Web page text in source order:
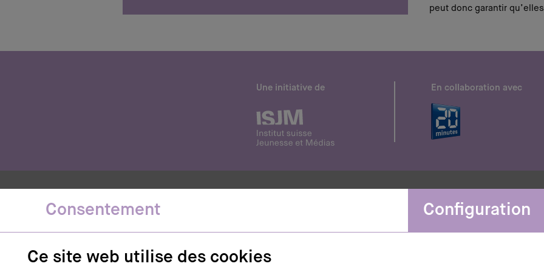
peut donc garantir
Consentement Configuration
Ce site web utilise des cookies
Une initiative de En collaboration avec
Contact
ISJM
– Institut suisse
Newsletter